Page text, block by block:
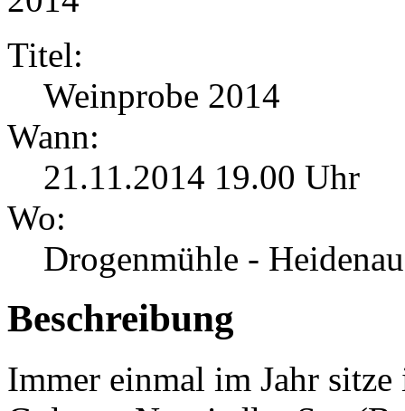
Titel:
Weinprobe 2014
Wann:
21.11.2014 19.00 Uhr
Wo:
Drogenmühle - Heidenau
Beschreibung
Immer einmal im Jahr